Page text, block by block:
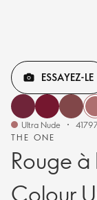
THE ONE
Rouge à
Colour
ESSAYEZ-LE
Ultra Nude